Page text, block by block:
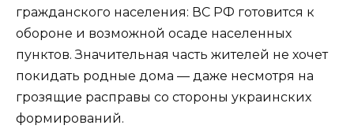
гражданского населения: ВС РФ готовится к
обороне и возможной осаде населенных
пунктов. Значительная часть жителей не хочет
покидать родные дома — даже несмотря на
грозящие расправы со стороны украинских
формирований.